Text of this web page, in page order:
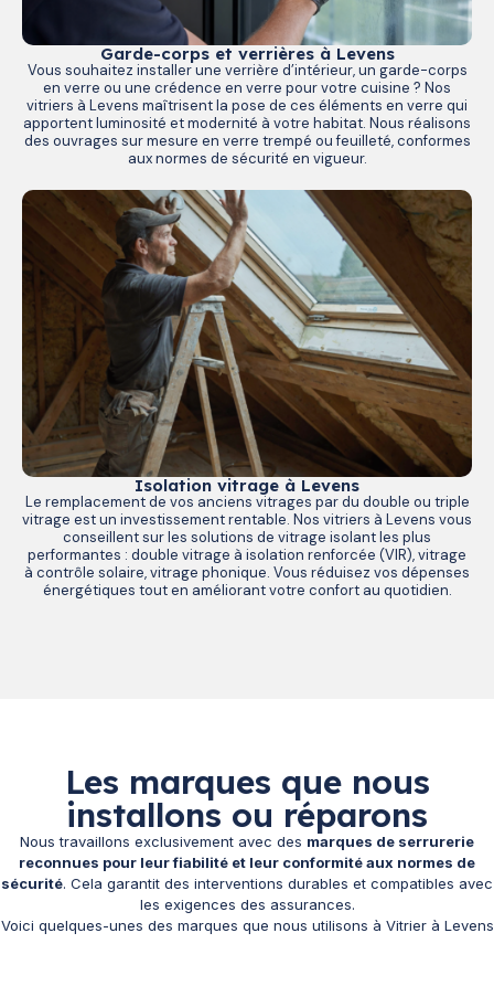
Garde-corps et verrières à Levens
Vous souhaitez installer une verrière d’intérieur, un garde-corps
en verre ou une crédence en verre pour votre cuisine ? Nos
vitriers à Levens maîtrisent la pose de ces éléments en verre qui
apportent luminosité et modernité à votre habitat. Nous réalisons
des ouvrages sur mesure en verre trempé ou feuilleté, conformes
aux normes de sécurité en vigueur.
Isolation vitrage à Levens
Le remplacement de vos anciens vitrages par du double ou triple
vitrage est un investissement rentable. Nos vitriers à Levens vous
conseillent sur les solutions de vitrage isolant les plus
performantes : double vitrage à isolation renforcée (VIR), vitrage
à contrôle solaire, vitrage phonique. Vous réduisez vos dépenses
énergétiques tout en améliorant votre confort au quotidien.
Les marques que nous
installons ou réparons
Nous travaillons exclusivement avec des marques de serrurerie
reconnues pour leur fiabilité et leur conformité aux normes de
sécurité. Cela garantit des interventions durables et compatibles avec
les exigences des assurances.
Voici quelques-unes des marques que nous utilisons à Vitrier à Levens